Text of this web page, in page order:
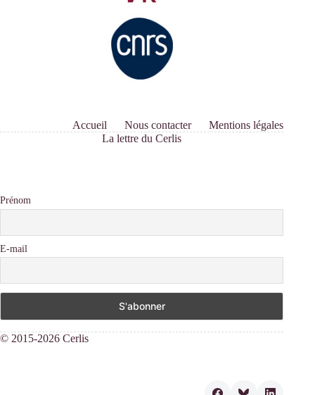
Accueil Nous contacter
Mentions légales
La lettre du Cerlis
Prénom
E-mail
© 2015-2026 Cerlis